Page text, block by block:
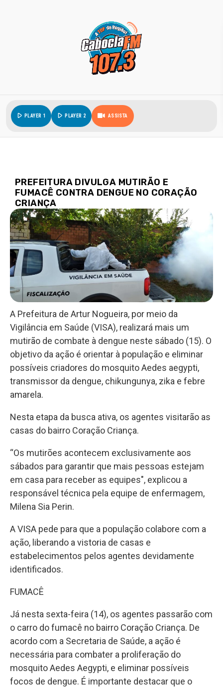
play_arrowPLAYER 1 play_arrowPLAYER 2 ASSISTA
PREFEITURA DIVULGA MUTIRÃO E
FUMACÊ CONTRA DENGUE NO CORAÇÃO
CRIANÇA
A Prefeitura de Artur Nogueira, por meio da
Vigilância em Saúde (VISA), realizará mais um
mutirão de combate à dengue neste sábado (15). O
objetivo da ação é orientar à população e eliminar
possíveis criadores do mosquito Aedes aegypti,
transmissor da dengue, chikungunya, zika e febre
amarela.
Nesta etapa da busca ativa, os agentes visitarão as
casas do bairro Coração Criança.
“Os mutirões acontecem exclusivamente aos
sábados para garantir que mais pessoas estejam
em casa para receber as equipes", explicou a
responsável técnica pela equipe de enfermagem,
Milena Sia Perin.
A VISA pede para que a população colabore com a
ação, liberando a vistoria de casas e
estabelecimentos pelos agentes devidamente
identificados.
FUMACÊ
Já nesta sexta-feira (14), os agentes passarão com
o carro do fumacê no bairro Coração Criança. De
acordo com a Secretaria de Saúde, a ação é
necessária para combater a proliferação do
mosquito Aedes Aegypti, e eliminar possíveis
focos de dengue. É importante destacar que o